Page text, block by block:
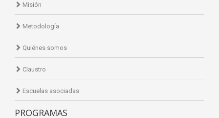
Misión
Metodología
Quiénes somos
Claustro
Escuelas asociadas
PROGRAMAS